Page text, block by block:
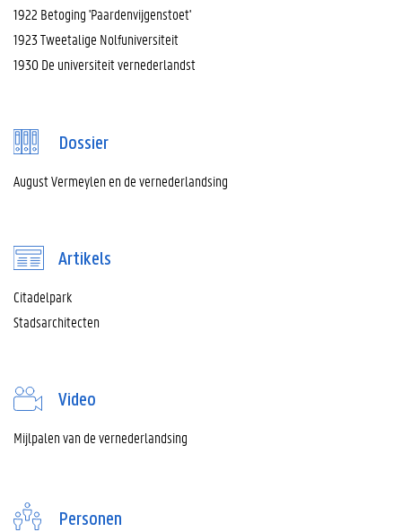
1922 Betoging 'Paardenvijgenstoet'
1923 Tweetalige Nolfuniversiteit
1930 De universiteit vernederlandst
Dossier
August Vermeylen en de vernederlandsing
Artikels
Citadelpark
Stadsarchitecten
Video
Mijlpalen van de vernederlandsing
Personen